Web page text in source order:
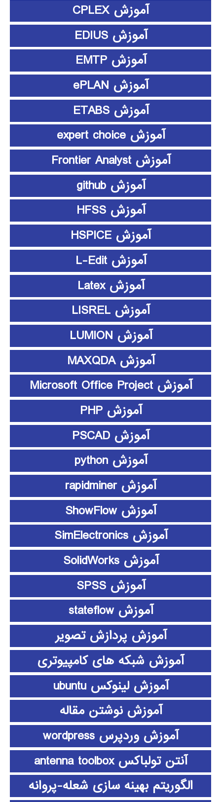
آموزش CPLEX
آموزش EDIUS
آموزش EMTP
آموزش ePLAN
آموزش ETABS
آموزش expert choice
آموزش Frontier Analyst
آموزش github
آموزش HFSS
آموزش HSPICE
آموزش L-Edit
آموزش Latex
آموزش LISREL
آموزش LUMION
آموزش MAXQDA
آموزش Microsoft Office Project
آموزش PHP
آموزش PSCAD
آموزش python
آموزش rapidminer
آموزش ShowFlow
آموزش SimElectronics
آموزش SolidWorks
آموزش SPSS
آموزش stateflow
آموزش پردازش تصویر
آموزش شبکه های کامپیوتری
آموزش لینوکس ubuntu
آموزش نوشتن مقاله
آموزش وردپرس wordpress
آنتن تولباکس antenna toolbox
الگوریتم بهینه سازی شعله-پروانه